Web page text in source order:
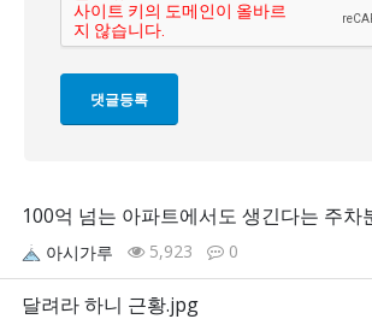
100억 넘는 아파트에서도 생긴다는 주차
아시가루 5,923 0
달려라 하니 근황.jpg